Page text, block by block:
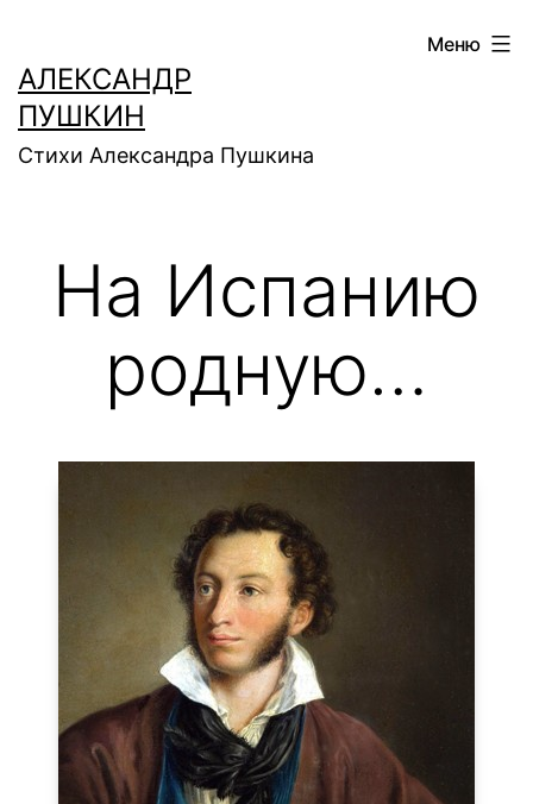
содержимому
АЛЕКСАНДР
ПУШКИН
Стихи Александра Пушкина
Меню
На Испанию
родную…